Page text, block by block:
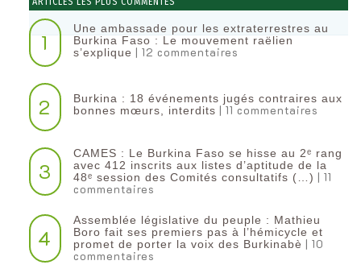
1
Une ambassade pour les extraterrestres au
Burkina Faso : Le mouvement raëlien
s’explique | 12 commentaires
2
Burkina : 18 événements jugés contraires aux
bonnes mœurs, interdits | 11 commentaires
3
CAMES : Le Burkina Faso se hisse au 2ᵉ rang
avec 412 inscrits aux listes d’aptitude de la
48ᵉ session des Comités consultatifs (…) | 11
commentaires
4
Assemblée législative du peuple : Mathieu
Boro fait ses premiers pas à l’hémicycle et
promet de porter la voix des Burkinabè | 10
commentaires